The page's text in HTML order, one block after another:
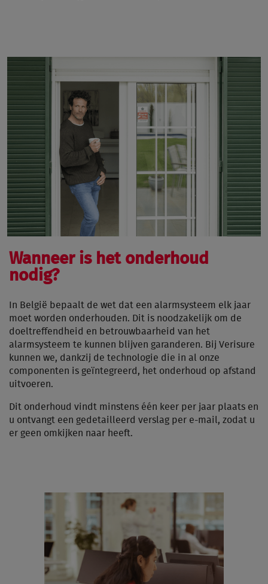
Wanneer is het onderhoud
nodig?
In België bepaalt de wet dat een alarmsysteem elk jaar
moet worden onderhouden. Dit is noodzakelijk om de
doeltreffendheid en betrouwbaarheid van het
alarmsysteem te kunnen blijven garanderen. Bij Verisure
kunnen we, dankzij de technologie die in al onze
componenten is geïntegreerd, het onderhoud op afstand
uitvoeren.
Dit onderhoud vindt minstens één keer per jaar plaats en
u ontvangt een gedetailleerd verslag per e-mail, zodat u
er geen omkijken naar heeft.